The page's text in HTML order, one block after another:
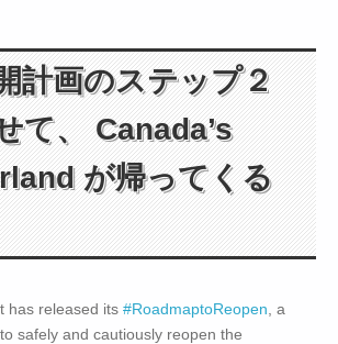
計画のステップ２
て、 Canada’s
が帰ってくる
has released its #RoadmaptoReopen , a
safely and cautiously reopen the